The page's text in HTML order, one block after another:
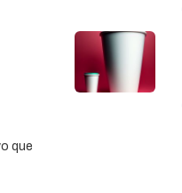
que